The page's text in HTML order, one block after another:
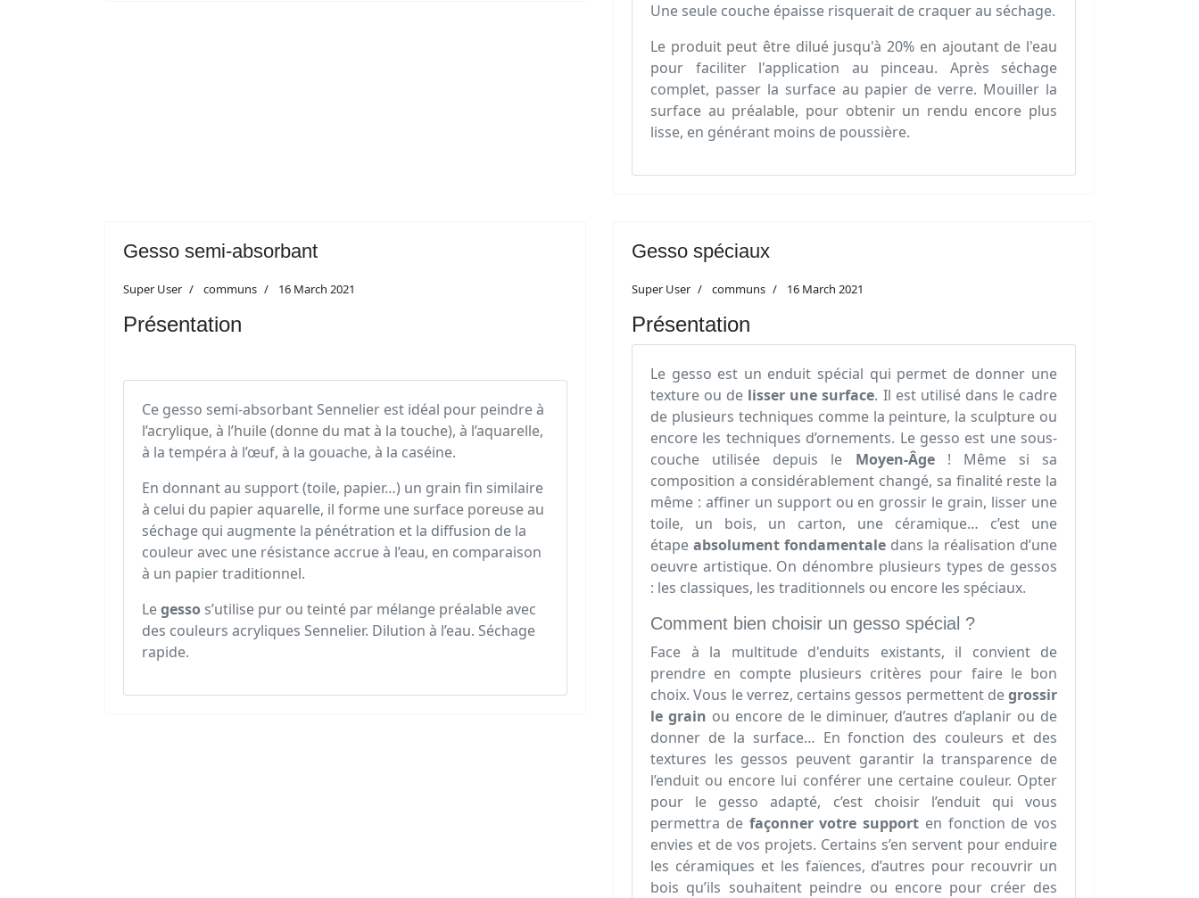
Une seule couche épaisse risquerait de craquer au séchage.
Le produit peut être dilué jusqu'à 20% en ajoutant de l'eau
pour faciliter l'application au pinceau. Après séchage
complet, passer la surface au papier de verre. Mouiller la
surface au préalable, pour obtenir un rendu encore plus
lisse, en générant moins de poussière.
Gesso semi-absorbant
Super User communs 16 March 2021
Présentation
Ce gesso semi-absorbant Sennelier est idéal pour peindre à
l’acrylique, à l’huile (donne du mat à la touche), à l’aquarelle,
à la tempéra à l’œuf, à la gouache, à la caséine.
En donnant au support (toile, papier…) un grain fin similaire
à celui du papier aquarelle, il forme une surface poreuse au
séchage qui augmente la pénétration et la diffusion de la
couleur avec une résistance accrue à l’eau, en comparaison
à un papier traditionnel.
Legesso s’utilise pur ou teinté par mélange préalable avec
des couleurs acryliques Sennelier. Dilution à l’eau. Séchage
rapide.
Gesso spéciaux
Super User communs 16 March 2021
Présentation
Le gesso est un enduit spécial qui permet de donner une
texture ou de lisser une surface. Il est utilisé dans le cadre
de plusieurs techniques comme la peinture, la sculpture ou
encore les techniques d’ornements. Le gesso est une sous-
couche utilisée depuis le Moyen-Âge! Même si sa
composition a considérablement changé, sa finalité reste la
même : affiner un support ou en grossir le grain, lisser une
toile, un bois, un carton, une céramique… c’est une
étape absolument fondamentale dans la réalisation d’une
oeuvre artistique. On dénombre plusieurs types de gessos
: les classiques, les traditionnels ou encore les spéciaux.
Comment bien choisir un gesso spécial ?
Face à la multitude d'enduits existants, il convient de
prendre en compte plusieurs critères pour faire le bon
choix. Vous le verrez, certains gessos permettent degrossir
le grain ou encore de le diminuer, d’autres d’aplanir ou de
donner de la surface… En fonction des couleurs et des
textures les gessos peuvent garantir la transparence de
l’enduit ou encore lui conférer une certaine couleur. Opter
pour le gesso adapté, c’est choisir l’enduit qui vous
permettra de façonner votre support en fonction de vos
envies et de vos projets. Certains s’en servent pour enduire
les céramiques et les faïences, d’autres pour recouvrir un
bois qu’ils souhaitent peindre ou encore pour créer des